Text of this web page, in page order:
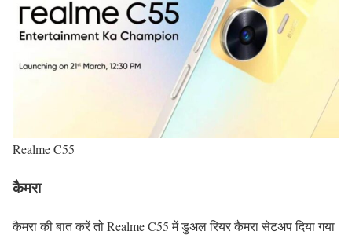
Realme C55
कैमरा
कैमरा की बात करें तो Realme C55 में डुअल रियर कैमरा सेटअप दिया गया